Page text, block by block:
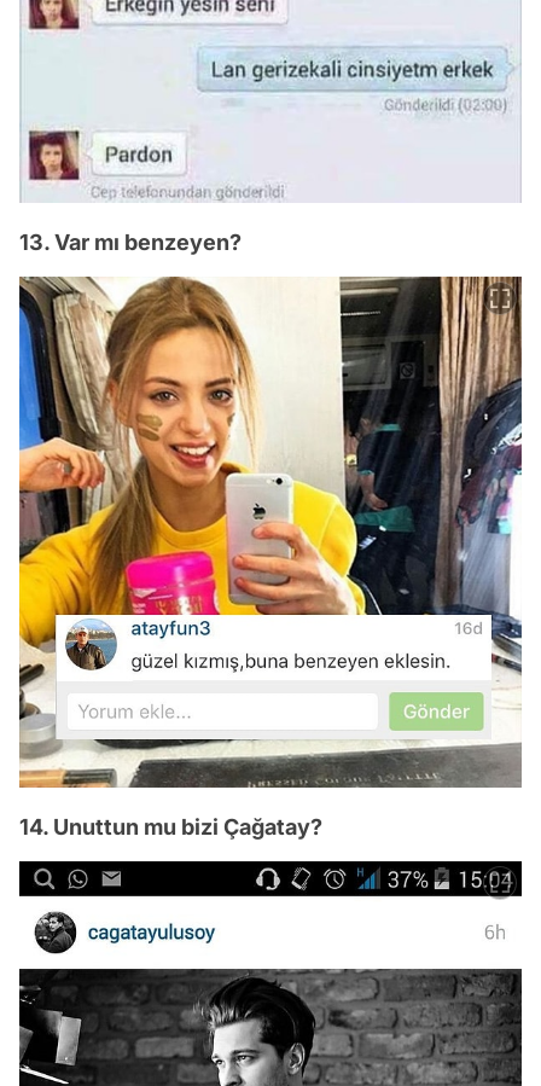
13. Var mı benzeyen?
14. Unuttun mu bizi Çağatay?